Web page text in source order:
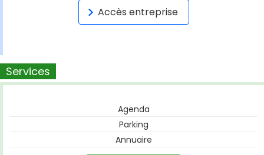
Accès entreprise
Services
Agenda
Parking
Annuaire